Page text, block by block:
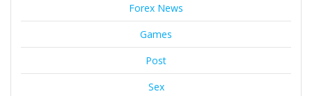
Forex News
Games
Post
Sex